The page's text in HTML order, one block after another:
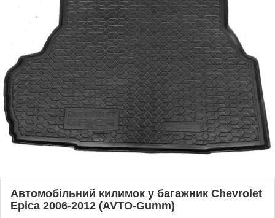
Автомобільний килимок у багажник Chevrolet
Epica 2006-2012 (AVTO-Gumm)